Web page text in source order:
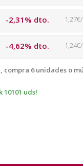
-2,31% dto.
-4,62% dto.
compra 6 unidades o
10101 uds!